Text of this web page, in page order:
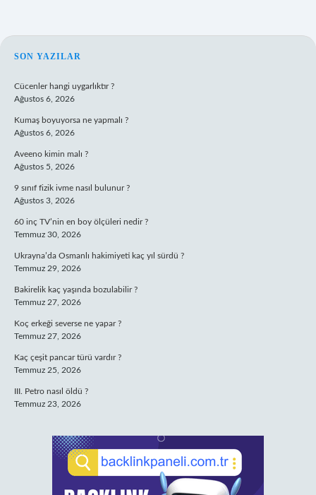
SIDEBAR
SON YAZILAR
Cücenler hangi uygarlıktır ?
Ağustos 6, 2026
Kumaş boyuyorsa ne yapmalı ?
Ağustos 6, 2026
Aveeno kimin malı ?
Ağustos 5, 2026
9 sınıf fizik ivme nasıl bulunur ?
Ağustos 3, 2026
60 inç TV’nin en boy ölçüleri nedir ?
Temmuz 30, 2026
Ukrayna’da Osmanlı hakimiyeti kaç yıl sürdü ?
Temmuz 29, 2026
Bakirelik kaç yaşında bozulabilir ?
Temmuz 27, 2026
Koç erkeği severse ne yapar ?
Temmuz 27, 2026
Kaç çeşit pancar türü vardır ?
Temmuz 25, 2026
III. Petro nasıl öldü ?
Temmuz 23, 2026